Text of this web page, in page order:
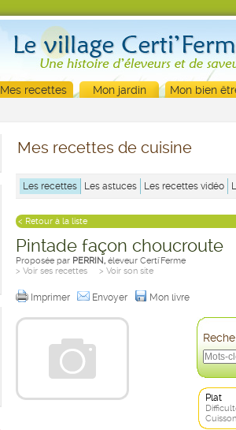
Mes recettes Mon jardin Mon bien
Mes recettes de cuisine
Les recettes Les astuces Les recettes vidéo
< Retour à la liste
Pintade façon choucroute
Proposée par PERRIN, éleveur Certi'Ferme
> Voir ses recettes
> Voir son site
Imprimer Envoyer Mon livre
Plat